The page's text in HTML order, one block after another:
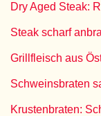
Dry Aged Steak:
Steak scharf
Grillfleisch aus
Schweinsbraten
Krustenbraten: